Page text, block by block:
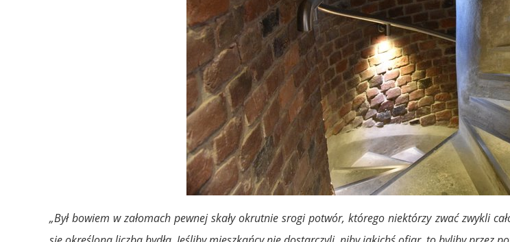
„Był bowiem w załomach pewnej skały okrutnie srogi potwór, którego niektórzy zwać zwykli